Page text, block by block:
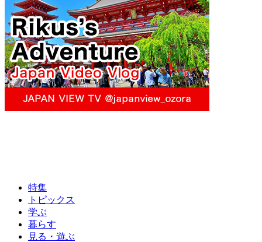
特集
トピックス
学ぶ
暮らす
見る・遊ぶ